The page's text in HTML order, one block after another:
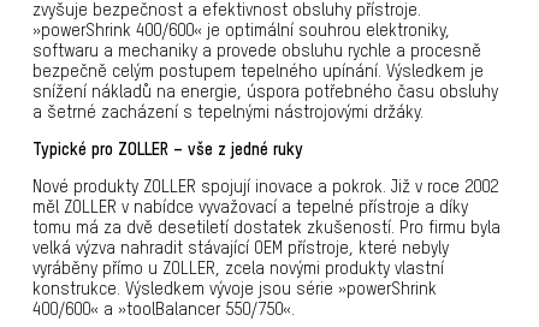
zvyšuje bezpečnost a efektivnost obsluhy přístroje.
»powerShrink 400/600« je optimální souhrou elektroniky,
softwaru a mechaniky a provede obsluhu rychle a procesně
bezpečně celým postupem tepelného upínání. Výsledkem je
snížení nákladů na energie, úspora potřebného času obsluhy
a šetrné zacházení s tepelnými nástrojovými držáky.
Typické pro ZOLLER – vše z jedné ruky
Nové produkty ZOLLER spojují inovace a pokrok. Již v roce 2002
měl ZOLLER v nabídce vyvažovací a tepelné přístroje a díky
tomu má za dvě desetiletí dostatek zkušeností. Pro firmu byla
velká výzva nahradit stávající OEM přístroje, které nebyly
vyráběny přímo u ZOLLER, zcela novými produkty vlastní
konstrukce. Výsledkem vývoje jsou série »powerShrink
400/600« a »toolBalancer 550/750«.